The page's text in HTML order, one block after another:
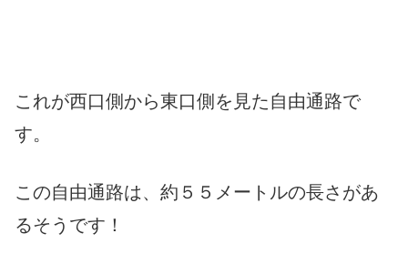
これが西口側から東口側を見た自由通路で
す。
この自由通路は、約５５メートルの長さがあ
るそうです！